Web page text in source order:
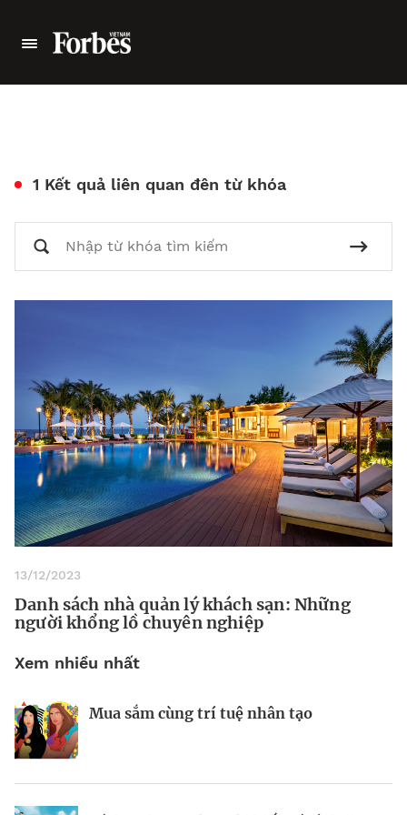
1 Kết quả liên quan đên từ khóa
13/12/2023
Danh sách nhà quản lý khách sạn: Những
người khổng lồ chuyên nghiệp
Xem nhiều nhất
Mua sắm cùng trí tuệ nhân tạo
Nhà sáng lập 25 tuổi và tham vọng lật
Kiểm soát bất ổn và bảo vệ sức khỏe